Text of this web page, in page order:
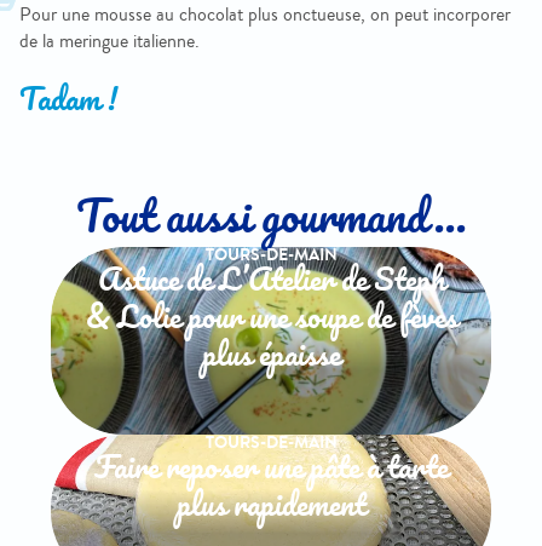
Pour une mousse au chocolat plus onctueuse, on peut incorporer
de la meringue italienne.
Tadam !
Tout aussi gourmand...
TOURS-DE-MAIN
Astuce de L’Atelier de Steph
& Lolie pour une soupe de fèves
plus épaisse
TOURS-DE-MAIN
Faire reposer une pâte à tarte
plus rapidement